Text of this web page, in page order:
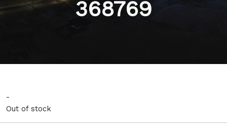
368769
-
Out of stock